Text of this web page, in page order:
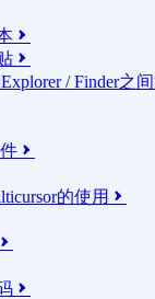


/ Finder之

的使用 

